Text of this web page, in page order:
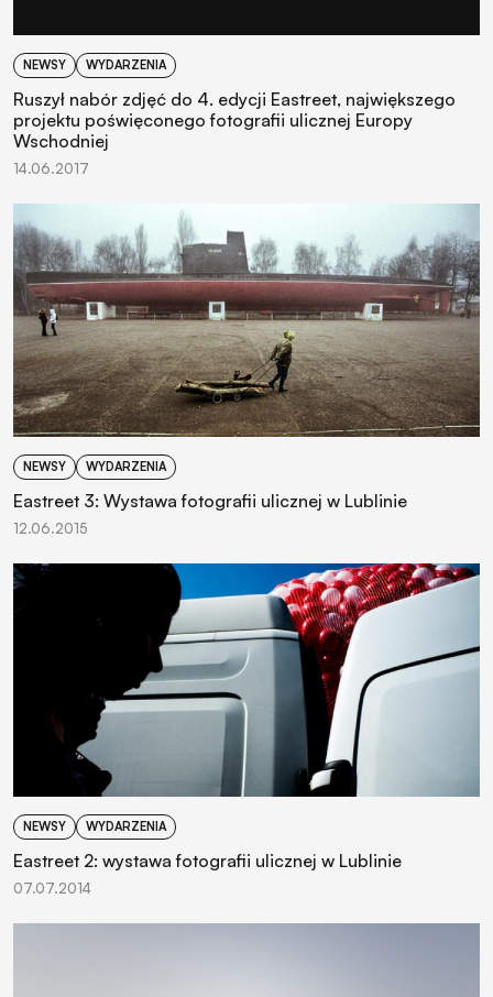
NEWSY WYDARZENIA
Ruszył nabór zdjęć do 4. edycji Eastreet, największego
projektu poświęconego fotografii ulicznej Europy
Wschodniej
14.06.2017
NEWSY WYDARZENIA
Eastreet 3: Wystawa fotografii ulicznej w Lublinie
12.06.2015
NEWSY WYDARZENIA
Eastreet 2: wystawa fotografii ulicznej w Lublinie
07.07.2014